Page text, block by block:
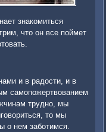
знакомиться
что он все поймет
и в радости, и в
самопожертвованием
трудно, мы
то мы
о нем заботимся.